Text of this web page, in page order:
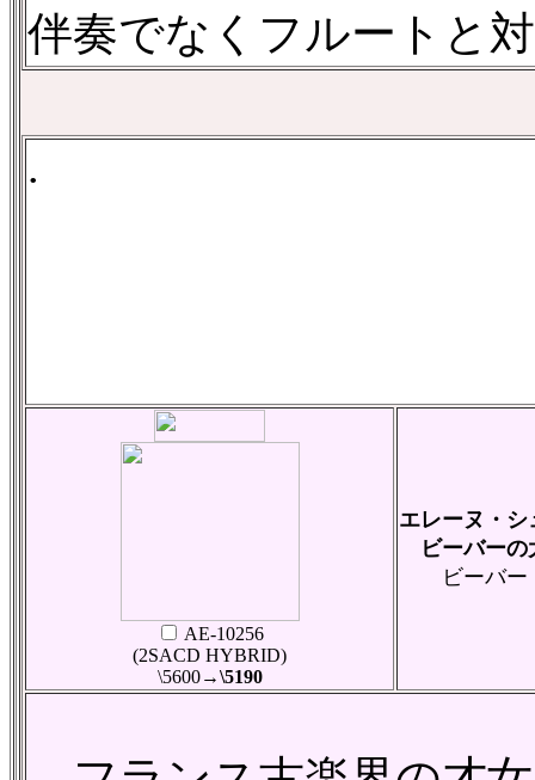
伴奏でなくフルートと
.
AE-10256
(2SACD HYBRID)
\5600→\5190
エレーヌ・シ
ビーバーの
ビーバー